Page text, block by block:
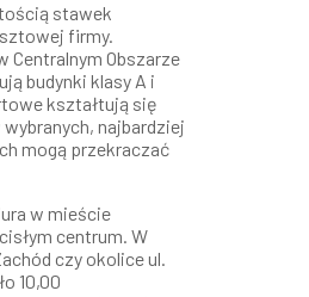
stawek
firmy.
Centralnym Obszarze
budynki klasy A i
kształtują się
najbardziej
mogą przekraczać
w mieście
centrum. W
czy okolice ul.
10,00